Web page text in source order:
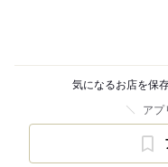
気になるお店を保
アプ